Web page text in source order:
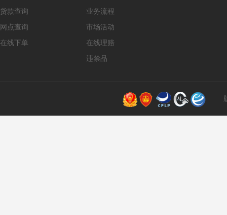
货款查询
网点查询
在线下单
业务流程
市场活动
在线理赔
违禁品